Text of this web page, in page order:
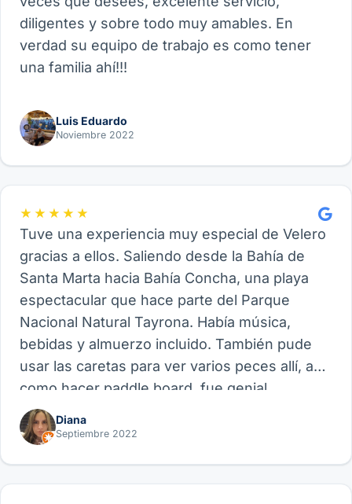
diligentes y sobre todo muy amables. En
verdad su equipo de trabajo es como tener
una familia ahí!!!
Luis Eduardo
Noviembre 2022
★★★★★
Tuve una experiencia muy especial de Velero
gracias a ellos. Saliendo desde la Bahía de
Santa Marta hacia Bahía Concha, una playa
espectacular que hace parte del Parque
Nacional Natural Tayrona. Había música,
bebidas y almuerzo incluido. También pude
usar las caretas para ver varios peces allí, así
como hacer paddle board, fue genial.
Recomiendo este proveedor y su experiencia
de Velero, funcional para amigos, parejas o
Diana
Septiembre 2022